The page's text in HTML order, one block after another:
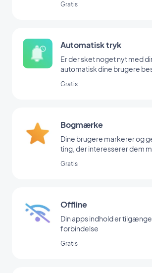
Gratis
Automatisk tryk
Er der sket noget nyt med
automatisk dine brugere
Gratis
Bogmærke
Dine brugere markerer og
ting, der interesserer dem
Gratis
Offline
Din apps indhold er
forbindelse
Gratis